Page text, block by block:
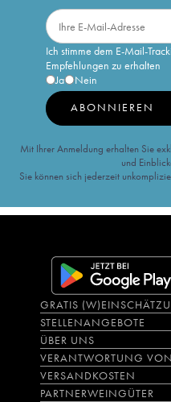
Ich stimme dem E-Mail-
Empfehlungen zu erhalten
Ja
Nein
ABONNIEREN
Mit Ihrer Anmeldung erhalten Sie
und
Sie können sich jederzeit
GRATIS
STELLENANGEBOTE
ÜBER UNS
VERANTWORTUNG
VERSANDKOSTEN
PARTNERWEINGÜTER